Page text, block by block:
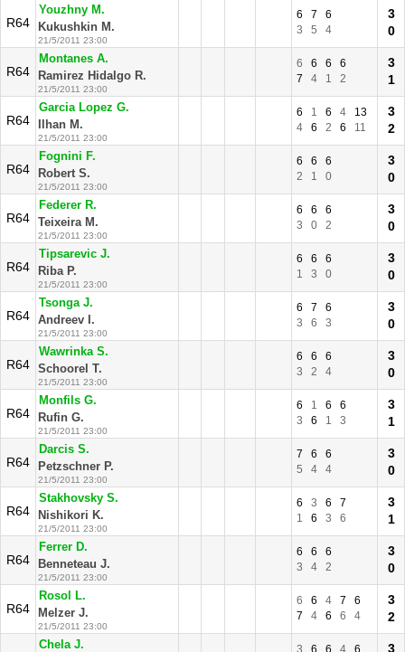
R64
Youzhny M.
Kukushkin M.
21/5/2011 23:00
6 7
6
3
5 4
3
0
R64
Montanes A.
Ramirez Hidalgo R.
21/5/2011 23:00
6 6 6
6
7
4 1 2
3
1
R64
Garcia Lopez G.
Ilhan M.
21/5/2011 23:00
6 1 6 4
13
4
6 2 6 11
3
2
R64
Fognini F.
Robert S.
21/5/2011 23:00
6 6
6
2
1 0
3
0
R64
Federer R.
Teixeira M.
21/5/2011 23:00
6 6
6
3
0 2
3
0
R64
Tipsarevic J.
Riba P.
21/5/2011 23:00
6 6
6
1
3 0
3
0
R64
Tsonga J.
Andreev I.
21/5/2011 23:00
6 7
6
3
6 3
3
0
R64
Wawrinka S.
Schoorel T.
21/5/2011 23:00
6 6
6
3
2 4
3
0
R64
Monfils G.
Rufin G.
21/5/2011 23:00
6 1 6
6
3
6 1 3
3
1
R64
Darcis S.
Petzschner P.
21/5/2011 23:00
7 6
6
5
4 4
3
0
R64
Stakhovsky S.
Nishikori K.
21/5/2011 23:00
6 3 6
7
1
6 3 6
3
1
R64
Ferrer D.
Benneteau J.
21/5/2011 23:00
6 6
6
3
4 2
3
0
R64
Rosol L.
Melzer J.
21/5/2011 23:00
6 6 4 7
6
7
4 6 6 4
3
2
Chela J. 3 6 6 4 6 3